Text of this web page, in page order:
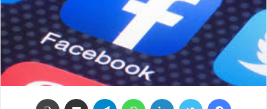
فيسبوك تويتر لينكدإن واتساب تيلقرام مشاركة عبر البريد